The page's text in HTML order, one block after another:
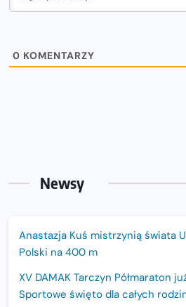
0 KOMENTARZY
Newsy
Anastazja Kuś mistrzynią świata
Polski na 400 m
XV DAMAK Tarczyn Półmaraton
Sportowe święto dla całych